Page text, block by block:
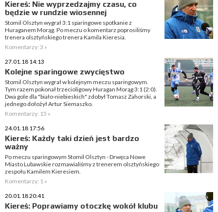
Kiereś: Nie wyprzedzajmy czasu, co
będzie w rundzie wiosennej
Stomil Olsztyn wygrał 3:1 sparingowe spotkanie z
Huraganem Morąg. Po meczu o komentarz poprosiliśmy
trenera olsztyńskiego trenera Kamila Kieresia.
Komentarzy: 3 »
27.01.18 14:13
Kolejne sparingowe zwycięstwo
Stomil Olsztyn wygrał w kolejnym meczu sparingowym.
Tym razem pokonał trzecioligowy Huragan Morąg 3:1 (2:0).
Dwa gole dla "biało-niebieskich" zdobył Tomasz Zahorski, a
jednego dołożył Artur Siemaszko.
Komentarzy: 15 »
24.01.18 17:56
Kiereś: Każdy taki dzień jest bardzo
ważny
Po meczu sparingowym Stomil Olsztyn - Drwęca Nowe
Miasto Lubawskie rozmawialiśmy z trenerem olsztyńskiego
zespołu Kamilem Kieresiem.
Komentarzy: 1 »
20.01.18 20:41
Kiereś: Poprawiamy otoczkę wokół klubu